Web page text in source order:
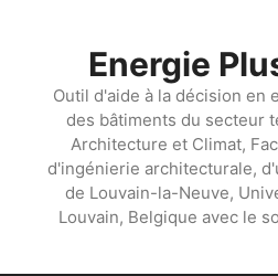
Energie
Outil d'aide à la décision en
des bâtiments du secteur
Architecture et Climat,
d'ingénierie architecturale,
de Louvain-la-Neuve,
Louvain, Belgique avec le